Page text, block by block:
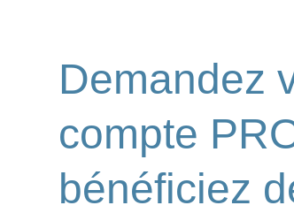
Demandez
compte
bénéficiez